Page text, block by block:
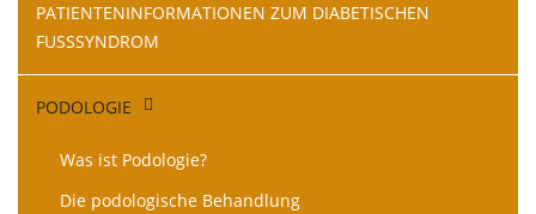
PATIENTENINFORMATIONEN ZUM DIABETISCHEN
FUSSSYNDROM
PODOLOGIE
Was ist Podologie?
Die podologische Behandlung